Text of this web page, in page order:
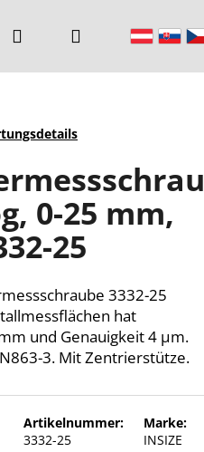
Warenkorb
0-25 mm,
25
3332-25
hat
und Genauigkeit 4 µm.
3. Mit Zentrierstütze.
Artikelnummer:
3332-25
Marke:
INSIZE